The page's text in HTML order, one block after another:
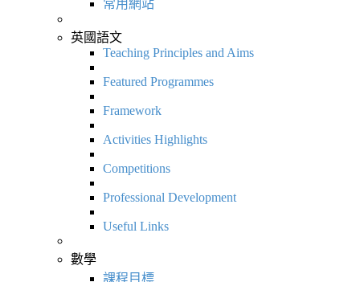
常用網站
英國語文
Teaching Principles and Aims
Featured Programmes
Framework
Activities Highlights
Competitions
Professional Development
Useful Links
數學
課程目標